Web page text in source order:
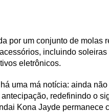
por um conjunto de
incluindo
eletrônicos.
uma má notícia: ainda
redefinindo o
Kona Jayde